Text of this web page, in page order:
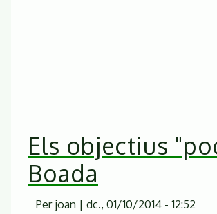
Els objectius
Boada
Perjoan | dc., 01/10/2014 - 12:52